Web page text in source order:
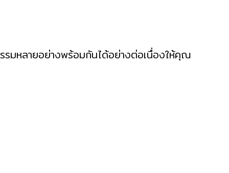
มหลายอย่างพร้อมกันได้อย่างต่อเนื่องให้คุณ